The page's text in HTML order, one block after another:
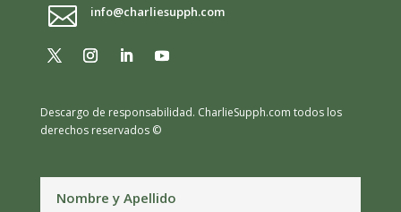
 info@charliesupph.com
Descargo de responsabilidad. CharlieSupph.com todos los
derechos reservados ©